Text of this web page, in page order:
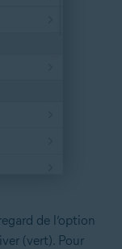
de l’option
(vert). Pour